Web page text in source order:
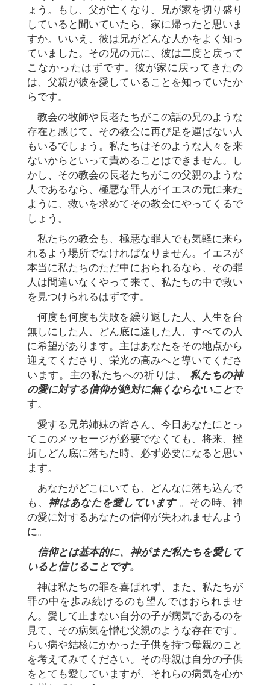
ょう。もし、父が亡くなり、兄が家を切り盛り
していると聞いていたら、家に帰ったと思いま
すか。いいえ、彼は兄がどんな人かをよく知っ
ていました。その兄の元に、彼は二度と戻って
こなかったはずです。彼が家に戻ってきたの
は、父親が彼を愛していることを知っていたか
らです。
教会の牧師や長老たちがこの話の兄のような
存在と感じて、その教会に再び足を運ばない人
もいるでしょう。私たちはそのような人々を来
ないからといって責めることはできません。し
かし、その教会の長老たちがこの父親のような
人であるなら、極悪な罪人がイエスの元に来た
ように、救いを求めてその教会にやってくるで
しょう。
私たちの教会も、極悪な罪人でも気軽に来ら
れるよう場所でなければなりません。イエスが
本当に私たちのただ中におられるなら、その罪
人は間違いなくやって来て、私たちの中で救い
を見つけられるはずです。
何度も何度も失敗を繰り返した人、人生を台
無しにした人、どん底に達した人、すべての人
に希望があります。主はあなたをその地点から
迎えてくださり、栄光の高みへと導いてくださ
います。主の私たちへの祈りは、私たちの神
の愛に対する信仰が絶対に無くならないことで
す。
愛する兄弟姉妹の皆さん、今日あなたにとっ
てこのメッセージが必要でなくても、将来、挫
折しどん底に落ちた時、必ず必要になると思い
ます。
あなたがどこにいても、どんなに落ち込んで
も、神はあなたを愛しています。その時、神
の愛に対するあなたの信仰が失われませんよう
に。
信仰とは基本的に、神がまだ私たちを愛して
いると信じることです。
神は私たちの罪を喜ばれず、また、私たちが
罪の中を歩み続けるのも望んではおられませ
ん。愛して止まない自分の子が病気であるのを
見て、その病気を憎む父親のような存在です。
らい病や結核にかかった子供を持つ母親のこと
を考えてみてください。その母親は自分の子供
をとても愛していますが、それらの病気を心か